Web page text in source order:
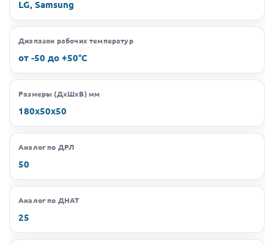
LG, Samsung
Диапазон рабочих температур
от -50 до +50°C
Размеры (ДхШхВ) мм
180х50х50
Аналог по ДРЛ
50
Аналог по ДНАТ
25